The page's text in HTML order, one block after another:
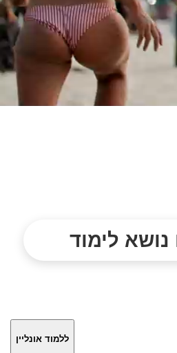
ללמוד אונליין